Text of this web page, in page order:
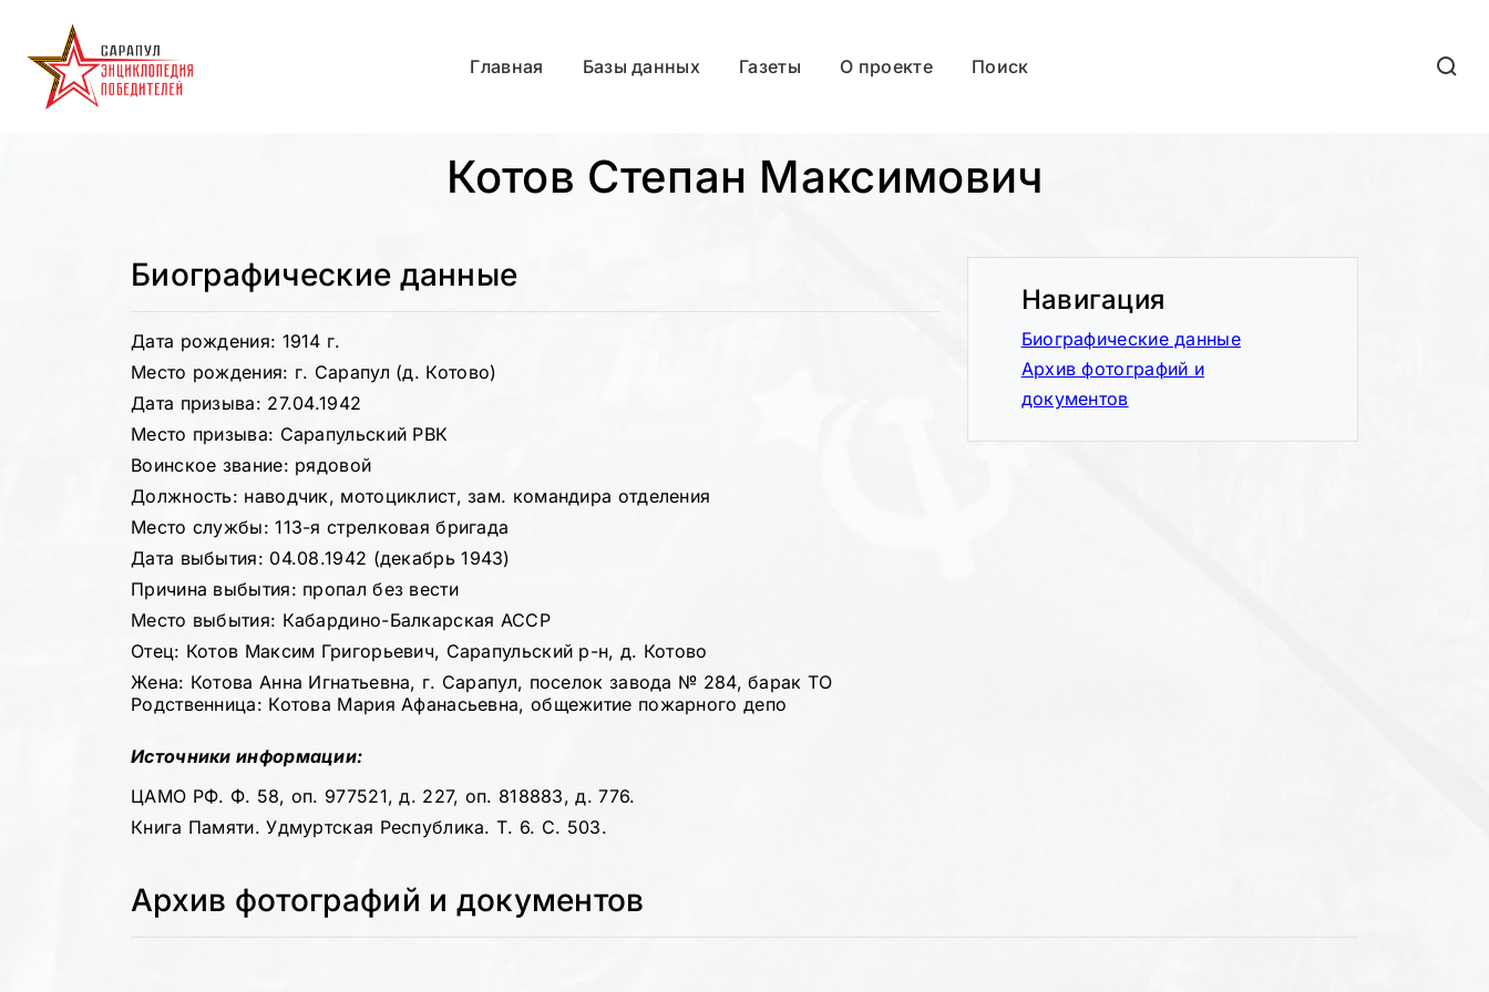
Главная Базы данных Газеты О проекте Поиск
Котов Степан Максимович
Биографические данные
Дата рождения: 1914 г.
Место рождения: г. Сарапул (д. Котово)
Дата призыва: 27.04.1942
Место призыва: Сарапульский РВК
Воинское звание: рядовой
Должность: наводчик, мотоциклист, зам. командира отделения
Место службы: 113-я стрелковая бригада
Дата выбытия: 04.08.1942 (декабрь 1943)
Причина выбытия: пропал без вести
Место выбытия: Кабардино-Балкарская АССР
Отец: Котов Максим Григорьевич, Сарапульский р-н, д. Котово
Жена: Котова Анна Игнатьевна, г. Сарапул, поселок завода № 284, барак ТО
Родственница: Котова Мария Афанасьевна, общежитие пожарного депо
Источники информации:
ЦАМО РФ. Ф. 58, оп. 977521, д. 227, оп. 818883, д. 776.
Книга Памяти. Удмуртская Республика. Т. 6. С. 503.
Навигация
Биографические данные
Архив фотографий и
документов
Архив фотографий и документов